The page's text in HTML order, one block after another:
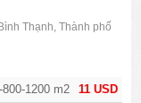
11 USD
800-1200 m2
Thạnh, Thành phố